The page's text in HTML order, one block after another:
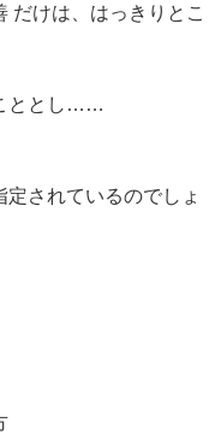
だけは、はっきりとこ
ととし……
されているのでしょ